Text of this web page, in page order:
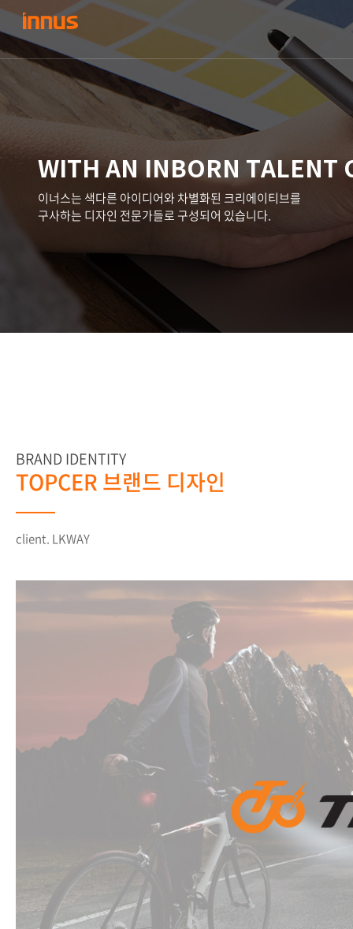
WITH AN INBORN TALENT
이너스는 색다른 아이디어와 차별화된 크리에이티브를
구사하는 디자인 전문가들로 구성되어 있습니다.
BRAND IDENTITY
TOPCER 브랜드 디자인
client. LKWAY